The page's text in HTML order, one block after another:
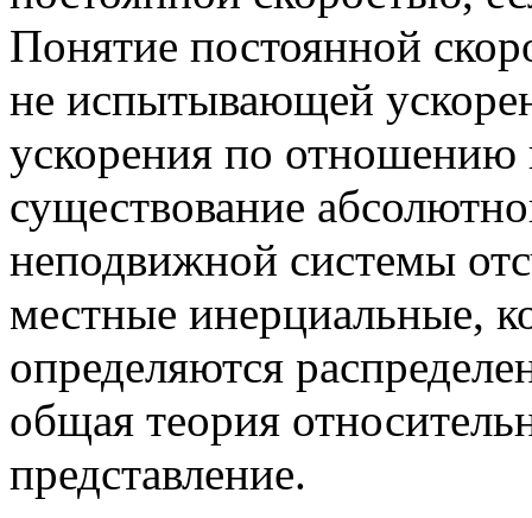
Понятие постоянной
не испытывающей
ускорения по отношению
существование
неподвижной системы
местные инерциальные,
определяются
общая теория
представление.